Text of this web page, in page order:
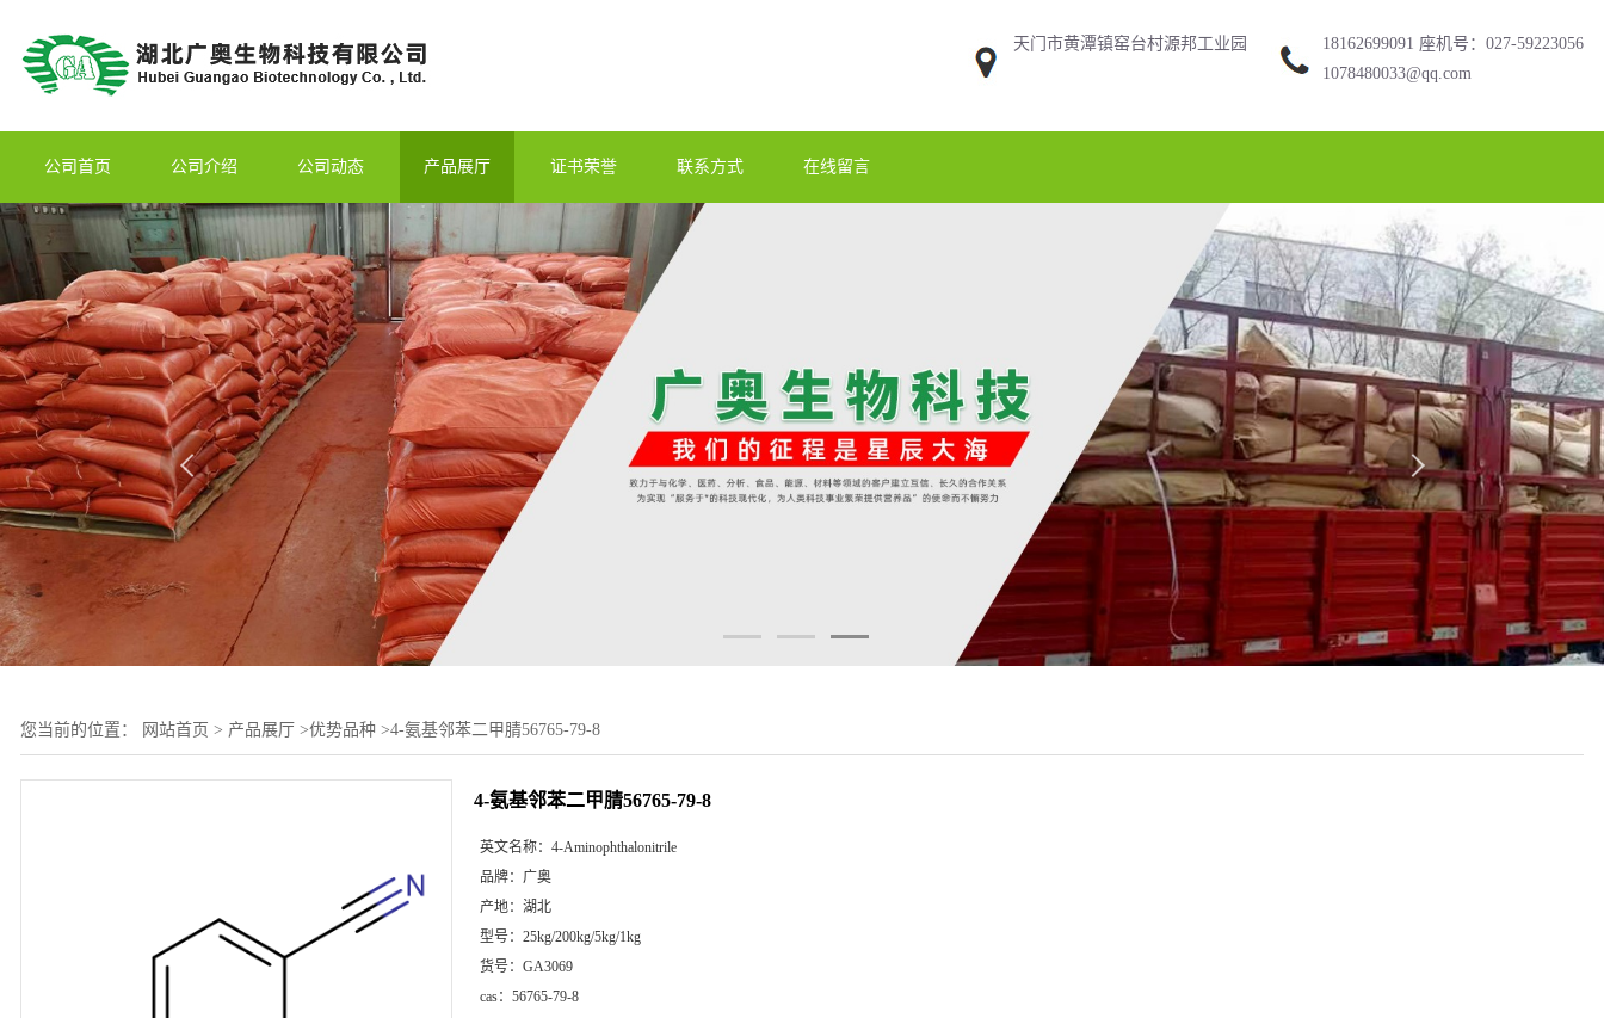
天门市黄潭镇窑台村源邦工业园
18162699091 座机号：027-59223056
1078480033@qq.com
公司首页 公司介绍 公司动态 产品展厅 证书荣誉 联系方式 在线留言
您当前的位置： 网站首页 > 产品展厅 >优势品种 >4-氨基邻苯二甲腈56765-79-8
4-氨基邻苯二甲腈56765-79-8
英文名称： 4-Aminophthalonitrile
品牌： 广奥
产地： 湖北
型号： 25kg/200kg/5kg/1kg
货号： GA3069
cas： 56765-79-8